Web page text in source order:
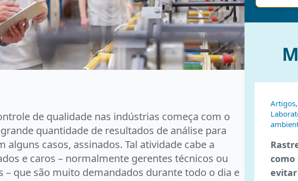
de qualidade nas indústrias começa com o
quantidade de resultados de análise para
alguns casos, assinados. Tal atividade cabe a
e caros – normalmente gerentes técnicos ou
– que são muito demandados durante todo o dia e
como